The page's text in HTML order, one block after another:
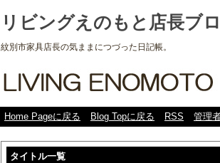
リビングえのもと店長ブ
紋別市家具店長の気ままにつづった日記帳。
Home Pageに戻る Blog Topに戻る RSS 管理
タイトル一覧